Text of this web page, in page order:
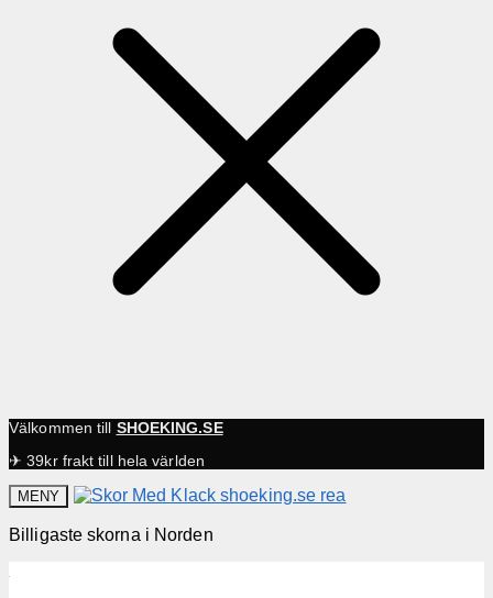
Välkommen till SHOEKING.SE
✈ 39kr frakt till hela världen
MENY
Billigaste skorna i Norden